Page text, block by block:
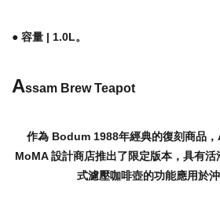
● 容量 | 1.0L。
Assam Brew Teapot
作為 Bodum 1988年經典的復刻商品
MoMA 設計商店推出了限定版本，具有
式濾壓咖啡壺的功能應用於沖